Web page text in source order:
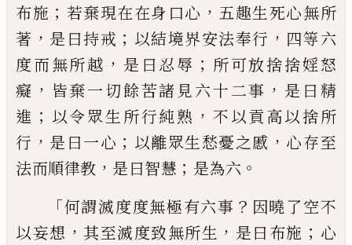
布施 ； 若棄現在在身口心 ， 五趣生死心無所
著 ， 是曰持戒 ； 以結境界安法奉行 ， 四等六
度而無所越 ， 是曰忍辱 ； 所可放捨捨婬怒
癡 ， 皆棄一切餘苦諸見六十二事 ， 是曰精
進 ； 以令眾生所行純熟 ， 不以貢高以捨所
行 ， 是曰一心 ； 以離眾生愁憂之慼 ， 心存至
法而順律教 ， 是曰智慧 ； 是為六 。
「何謂滅度度無極有六事 ？ 因曉了空不
以妄想 ，其至滅度致無所生 ， 是曰布施 ； 心